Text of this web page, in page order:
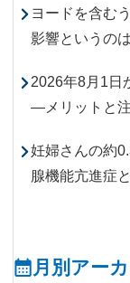
ヨードを含む
影響というの
2026年8月1日
―メリットと
妊婦さんの約
腺機能亢進症
月別アー